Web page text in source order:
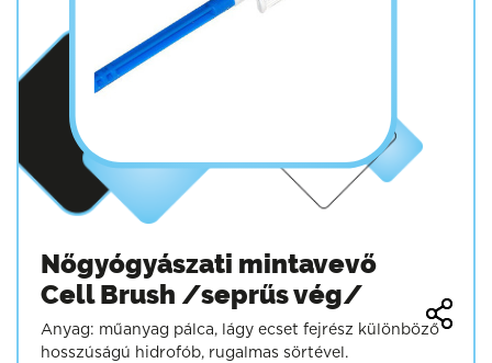
Nőgyógyászati mintavevő
Cell Brush /seprűs vég/
Anyag: műanyag pálca, lágy ecset fejrész különböző
hosszúságú hidrofób, rugalmas sörtével.